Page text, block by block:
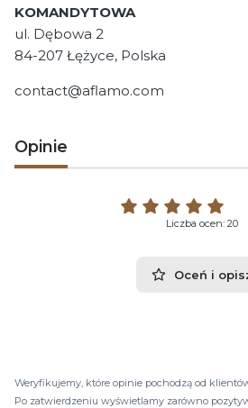
KOMANDYTOWA
ul. Dębowa 2
84-207 Łężyce, Polska
contact@aflamo.com
Opinie
Liczba ocen: 20
Oceń i
Weryfikujemy, które opinie pochodzą od
Po zatwierdzeniu wyświetlamy zarówno